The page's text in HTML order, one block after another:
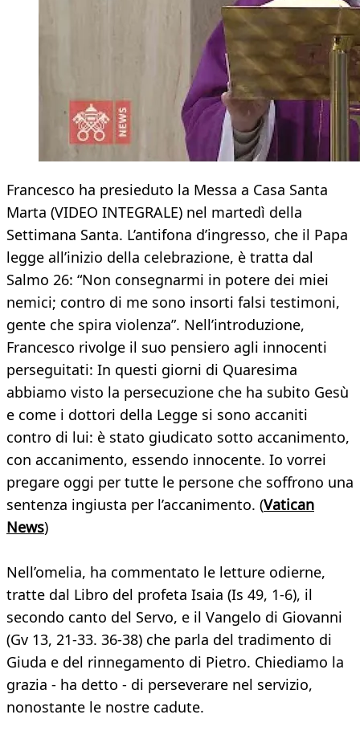
Francesco ha presieduto la Messa a Casa Santa
Marta (VIDEO INTEGRALE) nel martedì della
Settimana Santa. L’antifona d’ingresso, che il Papa
legge all’inizio della celebrazione, è tratta dal
Salmo 26: “Non consegnarmi in potere dei miei
nemici; contro di me sono insorti falsi testimoni,
gente che spira violenza”. Nell’introduzione,
Francesco rivolge il suo pensiero agli innocenti
perseguitati: In questi giorni di Quaresima
abbiamo visto la persecuzione che ha subito Gesù
e come i dottori della Legge si sono accaniti
contro di lui: è stato giudicato sotto accanimento,
con accanimento, essendo innocente. Io vorrei
pregare oggi per tutte le persone che soffrono una
sentenza ingiusta per l’accanimento. (Vatican
News)
Nell’omelia, ha commentato le letture odierne,
tratte dal Libro del profeta Isaia (Is 49, 1-6), il
secondo canto del Servo, e il Vangelo di Giovanni
(Gv 13, 21-33. 36-38) che parla del tradimento di
Giuda e del rinnegamento di Pietro. Chiediamo la
grazia - ha detto - di perseverare nel servizio,
nonostante le nostre cadute.